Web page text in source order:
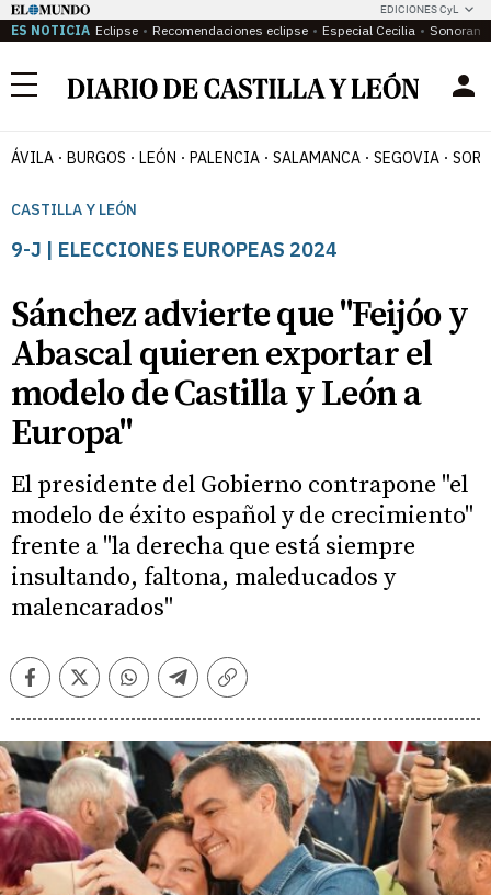
EDICIONES CyL
ES NOTICIA Eclipse Recomendaciones eclipse Especial Cecilia
Menú
ÁVILA BURGOS LEÓN PALENCIA SALAMANCA SEGOVIA
CASTILLA Y LEÓN
9-J | ELECCIONES EUROPEAS 2024
Sánchez advierte que "Feijóo y
Abascal quieren exportar el
modelo de Castilla y León a
Europa"
El presidente del Gobierno contrapone "el
modelo de éxito español y de crecimiento"
frente a "la derecha que está siempre
insultando, faltona, maleducados y
malencarados"
FacebookTwitterWhatsappTelegramCopiar